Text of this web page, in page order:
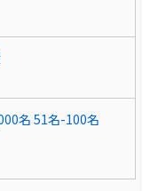
名 51名-100名